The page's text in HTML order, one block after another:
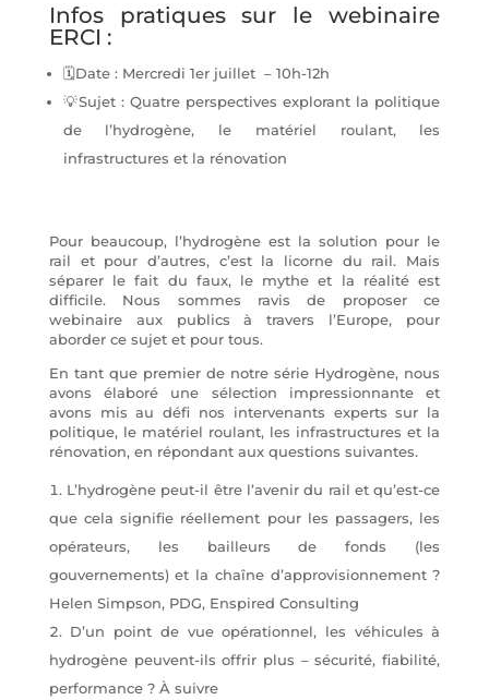
Infos pratiques sur le webinaire
ERCI :
🗓️Date : Mercredi 1er juillet – 10h-12h
💡Sujet : Quatre perspectives explorant la politique
de l’hydrogène, le matériel roulant, les
infrastructures et la rénovation
Pour beaucoup, l’hydrogène est la solution pour le
rail et pour d’autres, c’est la licorne du rail. Mais
séparer le fait du faux, le mythe et la réalité est
difficile. Nous sommes ravis de proposer ce
webinaire aux publics à travers l’Europe, pour
aborder ce sujet et pour tous.
En tant que premier de notre série Hydrogène, nous
avons élaboré une sélection impressionnante et
avons mis au défi nos intervenants experts sur la
politique, le matériel roulant, les infrastructures et la
rénovation, en répondant aux questions suivantes.
L’hydrogène peut-il être l’avenir du rail et qu’est-ce
que cela signifie réellement pour les passagers, les
opérateurs, les bailleurs de fonds (les
gouvernements) et la chaîne d’approvisionnement ?
Helen Simpson, PDG, Enspired Consulting
D’un point de vue opérationnel, les véhicules à
hydrogène peuvent-ils offrir plus – sécurité, fiabilité,
performance ? À suivre